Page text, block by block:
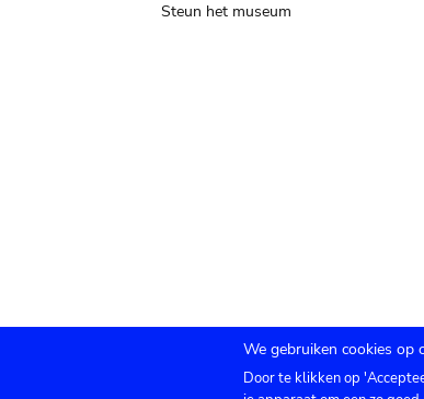
Steun het museum
We gebruiken cookies op
Door te klikken op